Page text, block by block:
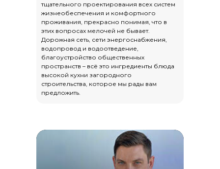
тщательного проектирования всех систем
жизнеобеспечения и комфортного
проживания, прекрасно понимая, что в
этих вопросах мелочей не бывает.
Дорожная сеть, сети энергоснабжения,
водопровод и водоотведение,
благоустройство общественных
пространств – всё это ингредиенты блюда
высокой кухни загородного
строительства, которое мы рады вам
предложить.